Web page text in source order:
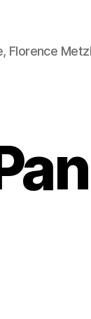
Florence